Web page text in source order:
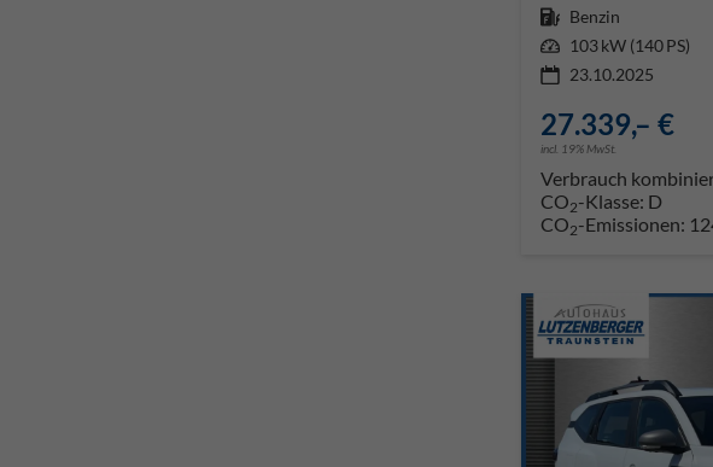
Kraftstoff Benzin
Leistung 103 kW (140 PS)
23.10.2025
27.339,– €
incl. 19% MwSt.
Verbrauch
CO2-Klasse: D
CO2-Emissionen: